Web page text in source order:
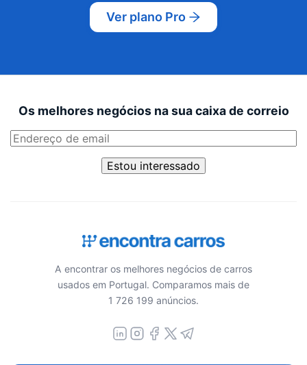
Ver plano Pro
Os melhores negócios na sua caixa de correio
Estou interessado
A encontrar os melhores negócios de carros
usados em Portugal. Comparamos mais de
1 726 199 anúncios.